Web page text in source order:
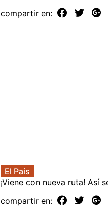
compartir en:
El País
¡Viene con nueva ruta! Así
compartir en: